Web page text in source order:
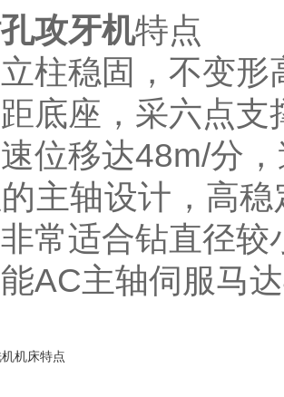
攻牙机特点
柱稳固，不变
底座，采六点
位移达48m/分
主轴设计，高
常适合钻直径较
AC主轴伺服马
机床特点